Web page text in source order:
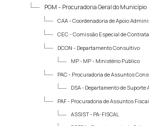
PGM - Procuradoria Geral do Município
CAA - Coordenadoria de Apoio
CEC - Comissão Especial de
DCON - Departamento Consultivo
MP - MP - Ministério Público
PAC - Procuradoria de Assuntos
DSA - Departamento de Suporte
PAF - Procuradoria de Assuntos
ASSIST - PA-FISCAL